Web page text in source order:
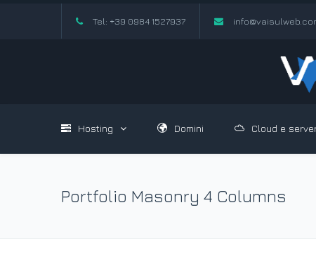
Tel: +39 0984 1527937
Hosting Domini Cloud e
Portfolio Masonry 4 Columns